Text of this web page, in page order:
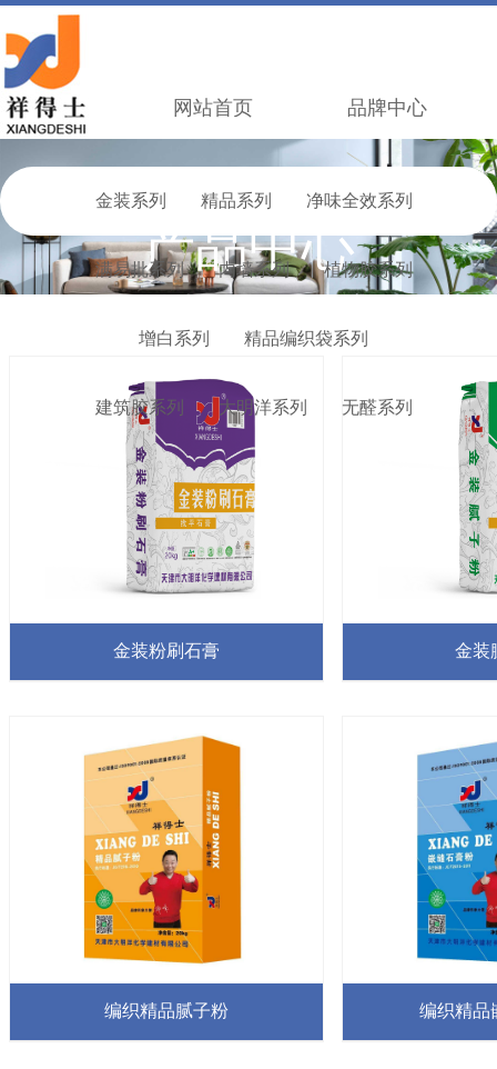
网站首页 品牌中心
产品中心
金装系列 精品系列 净味全效系列
满易批系列 内墙系列 植物胶系列
增白系列 精品编织袋系列
建筑胶系列 大明洋系列 无醛系列
金装粉刷石膏 金装
编织精品腻子粉 编织精品